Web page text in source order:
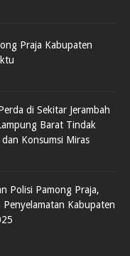
Praja Kabupaten
di Sekitar Jerambah
Barat Tindak
Konsumsi Miras
Polisi Pamong Praja,
Penyelamatan Kabupaten